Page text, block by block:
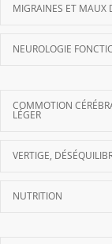
MIGRAINES ET MAUX
NEUROLOGIE
COMMOTION
LÉGER
VERTIGE,
NUTRITION